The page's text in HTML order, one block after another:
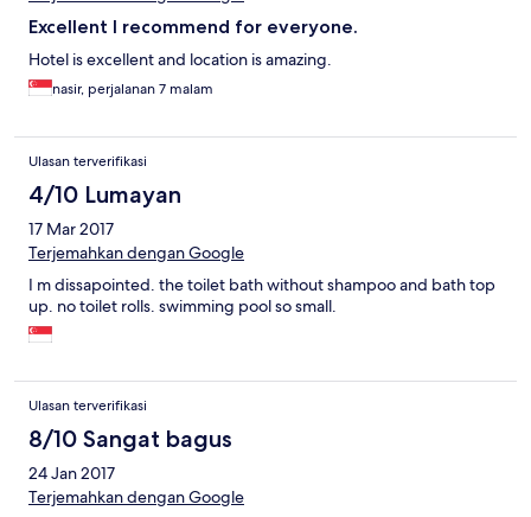
Excellent I recommend for everyone.
Hotel is excellent and location is amazing.
nasir, perjalanan 7 malam
Ulasan terverifikasi
4/10 Lumayan
17 Mar 2017
Terjemahkan dengan Google
I m dissapointed. the toilet bath without shampoo and bath top
up. no toilet rolls. swimming pool so small.
Ulasan terverifikasi
8/10 Sangat bagus
24 Jan 2017
Terjemahkan dengan Google